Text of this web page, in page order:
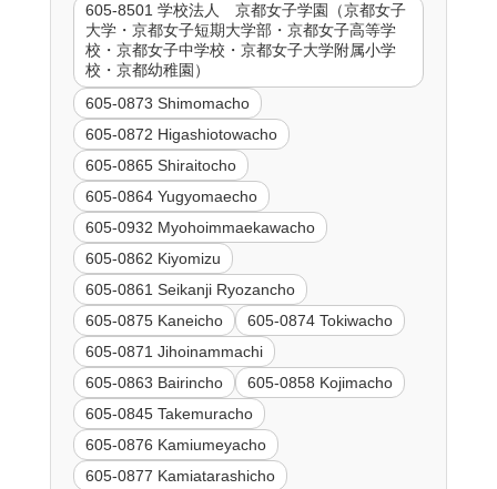
605-8501 学校法人 京都女子学園（京都女子
大学・京都女子短期大学部・京都女子高等学
校・京都女子中学校・京都女子大学附属小学
校・京都幼稚園）
605-0873 Shimomacho
605-0872 Higashiotowacho
605-0865 Shiraitocho
605-0864 Yugyomaecho
605-0932 Myohoimmaekawacho
605-0862 Kiyomizu
605-0861 Seikanji Ryozancho
605-0875 Kaneicho
605-0874 Tokiwacho
605-0871 Jihoinammachi
605-0863 Bairincho
605-0858 Kojimacho
605-0845 Takemuracho
605-0876 Kamiumeyacho
605-0877 Kamiatarashicho